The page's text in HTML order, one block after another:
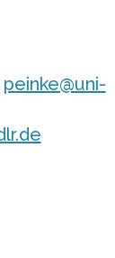
peinke@uni-